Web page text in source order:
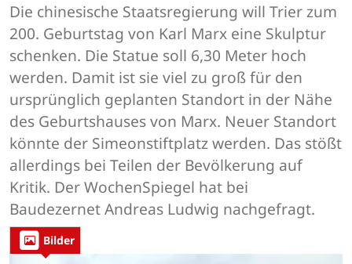
Die chinesische Staatsregierung will Trier zum
200. Geburtstag von Karl Marx eine Skulptur
schenken. Die Statue soll 6,30 Meter hoch
werden. Damit ist sie viel zu groß für den
ursprünglich geplanten Standort in der Nähe
des Geburtshauses von Marx. Neuer Standort
könnte der Simeonstiftplatz werden. Das stößt
allerdings bei Teilen der Bevölkerung auf
Kritik. Der WochenSpiegel hat bei
Baudezernet Andreas Ludwig nachgefragt.
Bilder